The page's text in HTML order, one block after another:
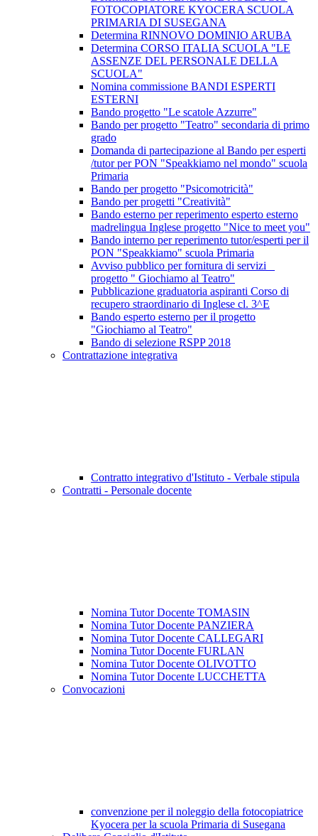
FOTOCOPIATORE KYOCERA SCUOLA
PRIMARIA DI SUSEGANA
Determina RINNOVO DOMINIO ARUBA
Determina CORSO ITALIA SCUOLA "LE
ASSENZE DEL PERSONALE DELLA
SCUOLA"
Nomina commissione BANDI ESPERTI
ESTERNI
Bando progetto "Le scatole Azzurre"
Bando per progetto "Teatro" secondaria di primo
grado
Domanda di partecipazione al Bando per esperti
/tutor per PON "Speakkiamo nel mondo" scuola
Primaria
Bando per progetto "Psicomotricità"
Bando per progetti "Creatività"
Bando esterno per reperimento esperto esterno
madrelingua Inglese progetto "Nice to meet you"
Bando interno per reperimento tutor/esperti per il
PON "Speakkiamo" scuola Primaria
Avviso pubblico per fornitura di servizi _
progetto " Giochiamo al Teatro"
Pubblicazione graduatoria aspiranti Corso di
recupero straordinario di Inglese cl. 3^E
Bando esperto esterno per il progetto
"Giochiamo al Teatro"
Bando di selezione RSPP 2018
Contrattazione integrativa
Contratto integrativo d'Istituto - Verbale stipula
Contratti - Personale docente
Nomina Tutor Docente TOMASIN
Nomina Tutor Docente PANZIERA
Nomina Tutor Docente CALLEGARI
Nomina Tutor Docente FURLAN
Nomina Tutor Docente OLIVOTTO
Nomina Tutor Docente LUCCHETTA
Convocazioni
convenzione per il noleggio della fotocopiatrice
Kyocera per la scuola Primaria di Susegana